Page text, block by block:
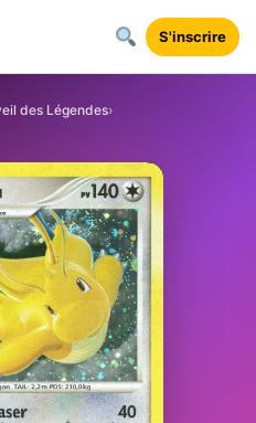
S'inscrire
des Légendes›